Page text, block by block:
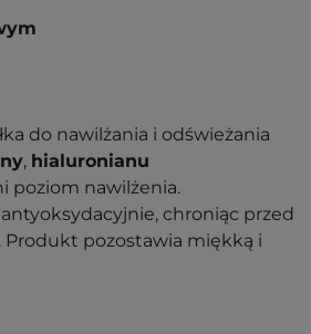
do nawilżania i odświeżania
, hialuronianu
poziom nawilżenia.
antyoksydacyjnie, chroniąc przed
pozostawia miękką i